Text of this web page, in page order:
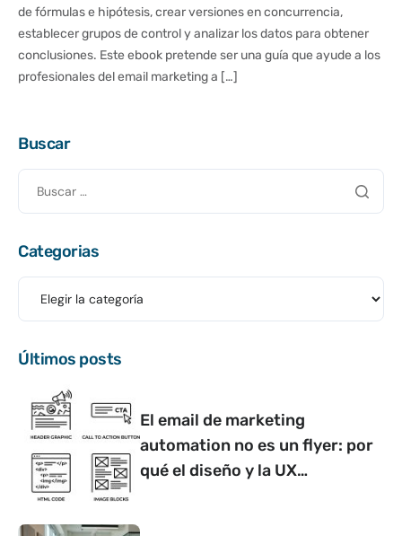
de fórmulas e hipótesis, crear versiones en concurrencia,
establecer grupos de control y analizar los datos para obtener
conclusiones. Este ebook pretende ser una guía que ayude a los
profesionales del email marketing a […]
Buscar
Categorias
Últimos posts
El email de marketing
automation no es un flyer: por
qué el diseño y la UX